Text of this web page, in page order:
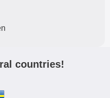
countries!